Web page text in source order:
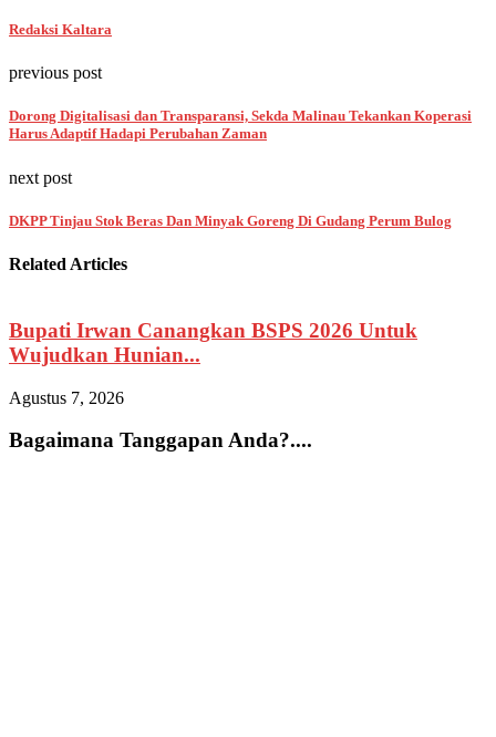
Redaksi Kaltara
previous post
Dorong Digitalisasi dan Transparansi, Sekda Malinau Tekankan Koperasi
Harus Adaptif Hadapi Perubahan Zaman
next post
DKPP Tinjau Stok Beras Dan Minyak Goreng Di Gudang Perum Bulog
Related Articles
Bupati Irwan Canangkan BSPS 2026 Untuk
Wujudkan Hunian...
Agustus 7, 2026
Bagaimana Tanggapan Anda?....